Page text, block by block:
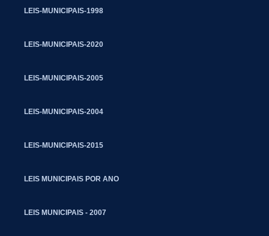
LEIS-MUNICIPAIS-1998
LEIS-MUNICIPAIS-2020
LEIS-MUNICIPAIS-2005
LEIS-MUNICIPAIS-2004
LEIS-MUNICIPAIS-2015
LEIS MUNICIPAIS POR ANO
LEIS MUNICIPAIS - 2007